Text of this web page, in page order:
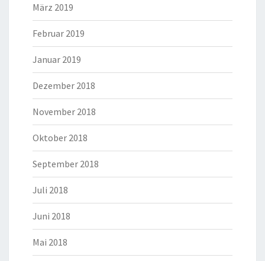
März 2019
Februar 2019
Januar 2019
Dezember 2018
November 2018
Oktober 2018
September 2018
Juli 2018
Juni 2018
Mai 2018